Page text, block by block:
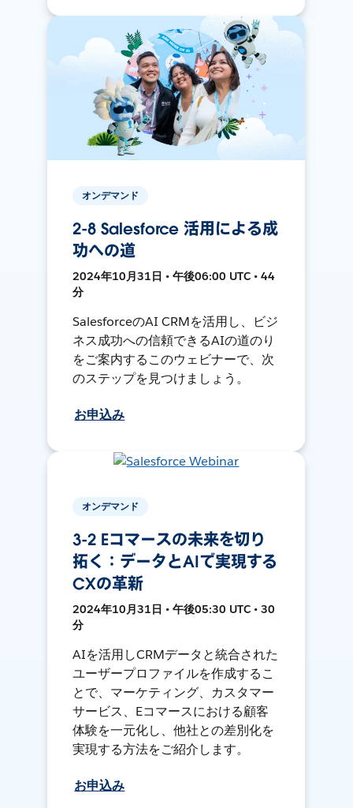
オンデマンド
2-8 Salesforce 活用による成
功への道
2024年10月31日 • 午後06:00 UTC • 44
分
SalesforceのAI CRMを活用し、ビジ
ネス成功への信頼できるAIの道のり
をご案内するこのウェビナーで、次
のステップを見つけましょう。
お申込み
オンデマンド
3-2 Eコマースの未来を切り
拓く：データとAIで実現する
CXの革新
2024年10月31日 • 午後05:30 UTC • 30
分
AIを活用しCRMデータと統合された
ユーザープロファイルを作成するこ
とで、マーケティング、カスタマー
サービス、Eコマースにおける顧客
体験を一元化し、他社との差別化を
実現する方法をご紹介します。
お申込み